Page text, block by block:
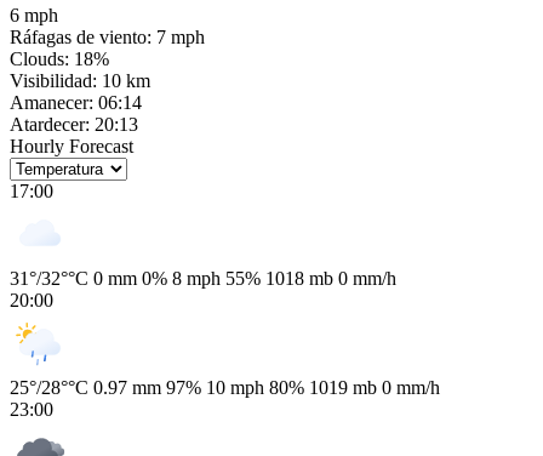
6 mph
Ráfagas de viento: 7 mph
Clouds: 18%
Visibilidad: 10 km
Amanecer: 06:14
Atardecer: 20:13
Hourly Forecast
17:00
31°/32°°C 0 mm 0% 8 mph 55% 1018 mb 0 mm/h
20:00
25°/28°°C 0.97 mm 97% 10 mph 80% 1019 mb 0 mm/h
23:00